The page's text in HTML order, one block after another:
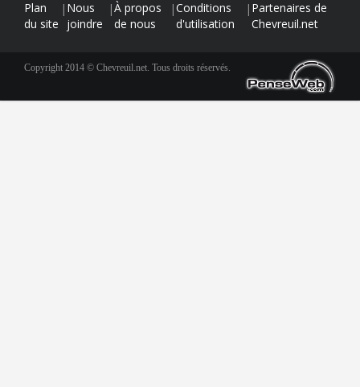
Plan
du site
| Nous
joindre
|À propos
de nous
|Conditions
d'utilisation
| Partenaires de
Chevreuil.net
Copyright 2014 © Chevreuil.net. Tous droits réservés.